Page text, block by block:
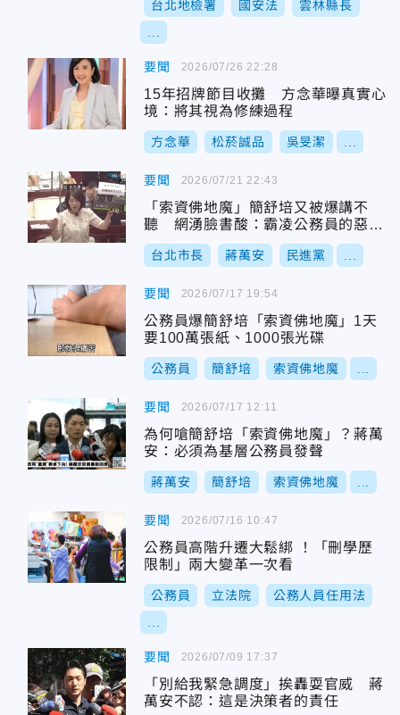
台北地檢署 國安法 雲林縣長
要聞
15年招牌節目收攤 方念華曝真實心
境：將其視為修練過程
方念華 松菸誠品 吳旻潔
2026/07/26 22:28
要聞
「索資佛地魔」簡舒培又被爆講不
聽 網湧臉書酸：霸凌公務員的惡
魔！
台北市長 蔣萬安 民進黨
2026/07/21 22:43
要聞
公務員爆簡舒培「索資佛地魔」1天
要100萬張紙、1000張光碟
公務員 簡舒培 索資佛地魔
2026/07/17 19:54
要聞
為何嗆簡舒培「索資佛地魔」？蔣萬
安：必須為基層公務員發聲
蔣萬安 簡舒培 索資佛地魔
2026/07/17 12:11
要聞
公務員高階升遷大鬆綁 ！「刪學歷
限制」兩大變革一次看
公務員 立法院 公務人員任用法
2026/07/16 10:47
要聞
「別給我緊急調度」挨轟耍官威 蔣
萬安不認：這是決策者的責任
2026/07/09 17:37